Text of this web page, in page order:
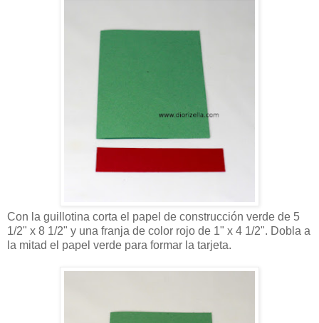
Con la guillotina corta el papel de construcción verde de 5
1/2" x 8 1/2" y una franja de color rojo de 1" x 4 1/2". Dobla a
la mitad el papel verde para formar la tarjeta.